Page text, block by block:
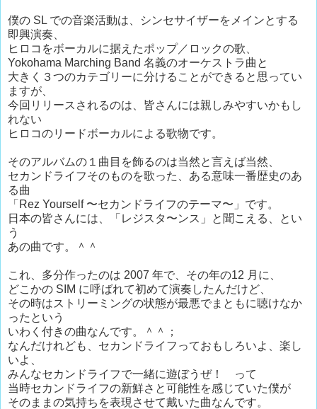
僕の SL での音楽活動は、シンセサイザーをメインとする
即興演奏、
ヒロコをボーカルに据えたポップ／ロックの歌、
Yokohama Marching Band 名義のオーケストラ曲と
大きく３つのカテゴリーに分けることができると思ってい
ますが、
今回リリースされるのは、皆さんには親しみやすいかもし
れない
ヒロコのリードボーカルによる歌物です。
そのアルバムの１曲目を飾るのは当然と言えば当然、
セカンドライフそのものを歌った、ある意味一番歴史のあ
る曲
「Rez Yourself 〜セカンドライフのテーマ〜」です。
日本の皆さんには、「レジスタ〜ンス」と聞こえる、とい
う
あの曲です。＾＾
これ、多分作ったのは 2007 年で、その年の12 月に、
どこかの SIM に呼ばれて初めて演奏したんだけど、
その時はストリーミングの状態が最悪でまともに聴けなか
ったという
いわく付きの曲なんです。＾＾；
なんだけれども、セカンドライフっておもしろいよ、楽し
いよ、
みんなセカンドライフで一緒に遊ぼうぜ！ って
当時セカンドライフの新鮮さと可能性を感じていた僕が
そのままの気持ちを表現させて戴いた曲なんです。